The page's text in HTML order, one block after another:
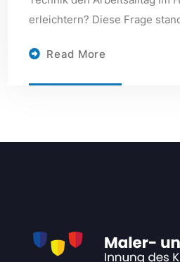
erleichtern? Diese Frage
Read More